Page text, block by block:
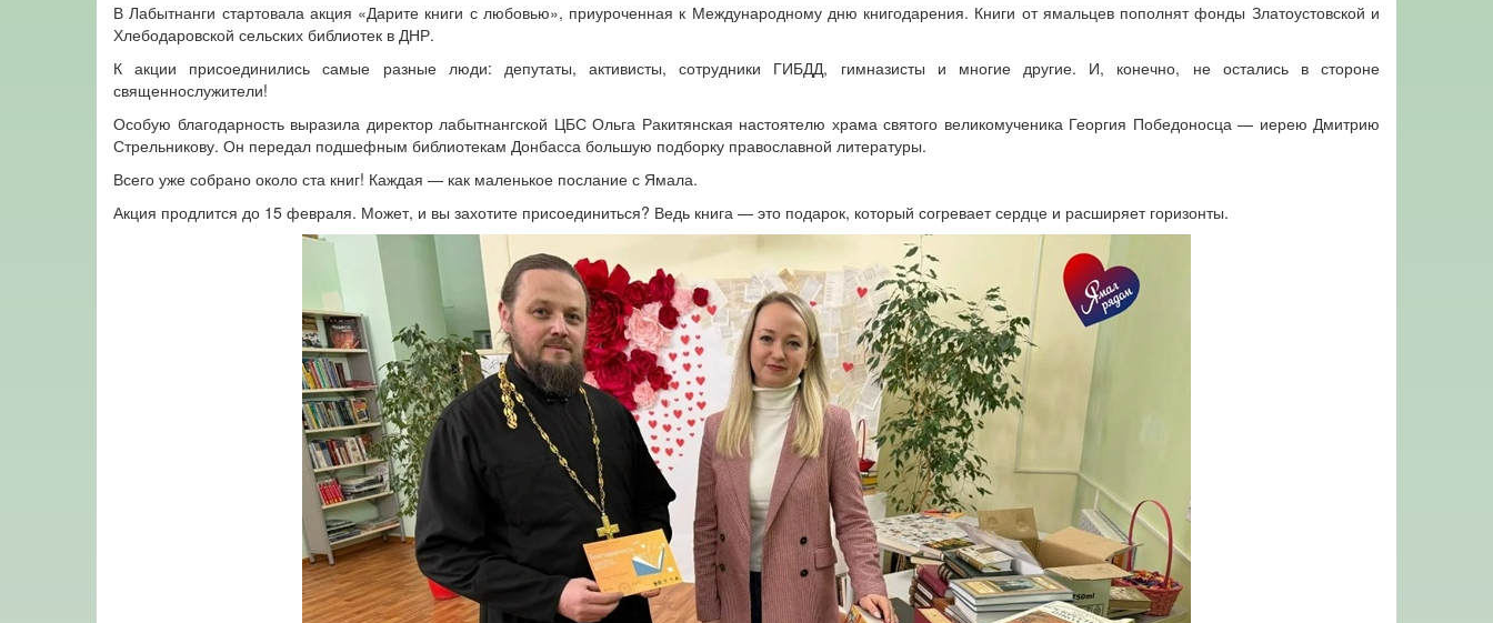
В Лабытнанги стартовала акция «Дарите книги с любовью», приуроченная к Международному дню книгодарения. Книги от ямальцев пополнят фонды Златоустовской и
Хлебодаровской сельских библиотек в ДНР.
К акции присоединились самые разные люди: депутаты, активисты, сотрудники ГИБДД, гимназисты и многие другие. И, конечно, не остались в стороне
священнослужители!
Особую благодарность выразила директор лабытнангской ЦБС Ольга Ракитянская настоятелю храма святого великомученика Георгия Победоносца — иерею Дмитрию
Стрельникову. Он передал подшефным библиотекам Донбасса большую подборку православной литературы.
Всего уже собрано около ста книг! Каждая — как маленькое послание с Ямала.
Акция продлится до 15 февраля. Может, и вы захотите присоединиться? Ведь книга — это подарок, который согревает сердце и расширяет горизонты.